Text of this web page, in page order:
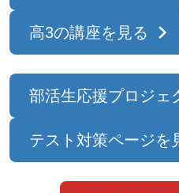
高3の講座を見る
部活生応援プロジェ
テスト対策ページを